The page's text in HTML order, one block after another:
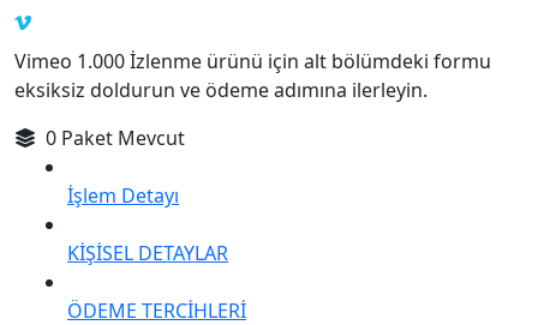
Vimeo 1.000 İzlenme ürünü için alt bölümdeki formu
eksiksiz doldurun ve ödeme adımına ilerleyin.
0 Paket Mevcut
İşlem Detayı
KİŞİSEL DETAYLAR
ÖDEME TERCİHLERİ